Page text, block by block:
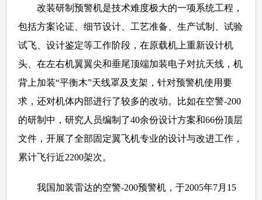
改装研制预警机是技术难度极大的一项系统工程，
包括方案论证、细节设计、工艺准备、生产试制、试验
试飞、设计鉴定等工作阶段，在原载机上重新设计机
头、在左右机翼翼尖和垂尾顶端加装电子对抗天线，机
背上加装“平衡木”天线罩及支架，针对预警机使用要
求，还对机体内部进行了较多的改动。比如在空警-200
的研制中，研究人员编制了40余份设计方案和66份顶层
文件，开展了全部固定翼飞机专业的设计与改进工作，
累计飞行近2200架次。
我国加装雷达的空警-200预警机，于2005年7月15